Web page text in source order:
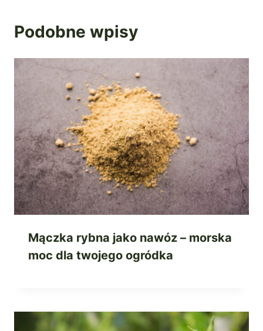
Podobne wpisy
Mączka rybna jako nawóz – morska
moc dla twojego ogródka